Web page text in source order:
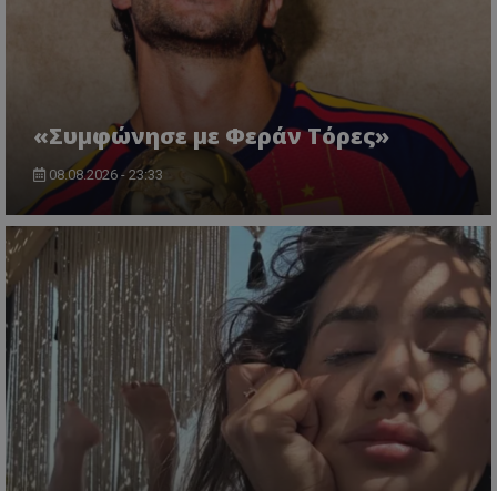
«Συμφώνησε με Φεράν Τόρες»
08.08.2026 - 23:33